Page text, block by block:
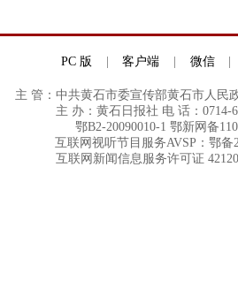
PC 版 客户端 微信
主 管：中共黄石市委宣传部黄石市人民
主 办：黄石日报社 电 话：0714-
鄂B2-20090010-1 鄂新网备
互联网视听节目服务AVSP：鄂备
互联网新闻信息服务许可证